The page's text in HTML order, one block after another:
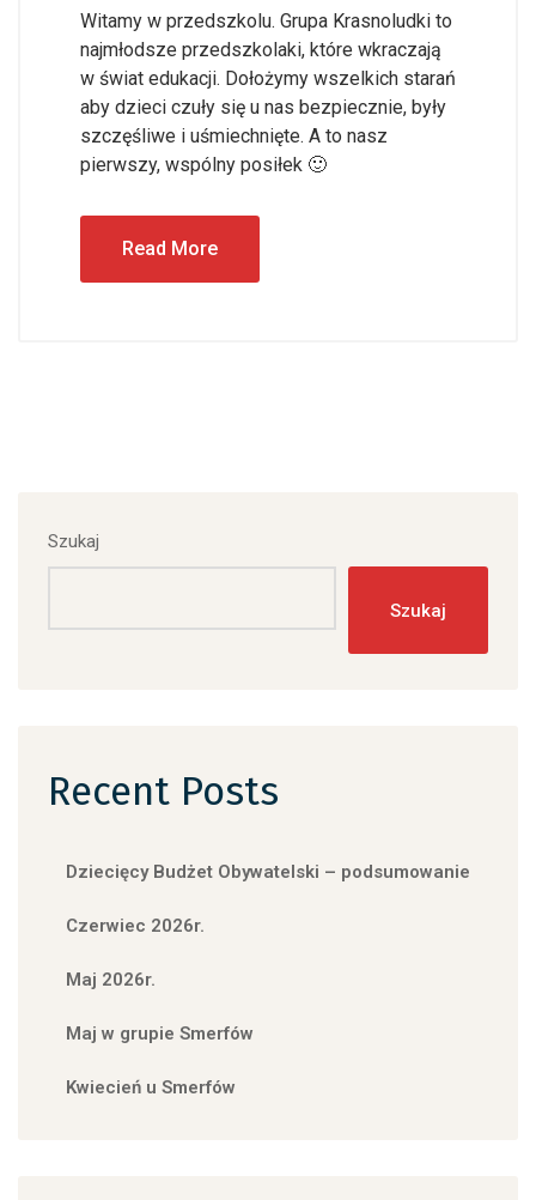
Witamy w przedszkolu. Grupa Krasnoludki to
najmłodsze przedszkolaki, które wkraczają
w świat edukacji. Dołożymy wszelkich starań
aby dzieci czuły się u nas bezpiecznie, były
szczęśliwe i uśmiechnięte. A to nasz
pierwszy, wspólny posiłek 🙂
Read More
Szukaj
Szukaj
Recent Posts
Dziecięcy Budżet Obywatelski – podsumowanie
Czerwiec 2026r.
Maj 2026r.
Maj w grupie Smerfów
Kwiecień u Smerfów